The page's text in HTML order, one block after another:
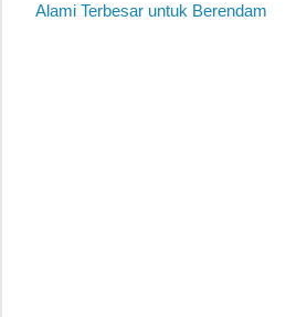
Alami Terbesar untuk Berendam